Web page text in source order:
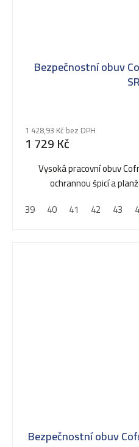
Bezpečnostní obuv
1 428,93 Kč bez DPH
1 729 Kč
Vysoká pracovní obuv
ochrannou špicí a
39
40 41 42 43
Bezpečnostní obuv